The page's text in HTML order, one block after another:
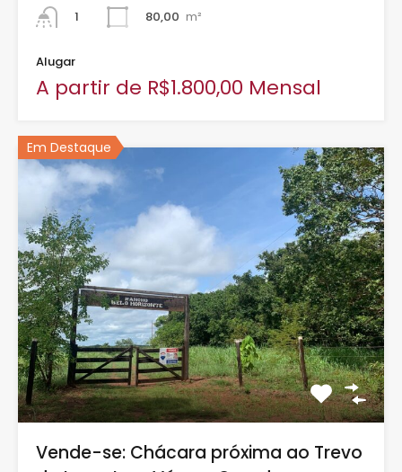
1
80,00 m²
Alugar
A partir de R$1.800,00 Mensal
Em Destaque
Vende-se: Chácara próxima ao Trevo